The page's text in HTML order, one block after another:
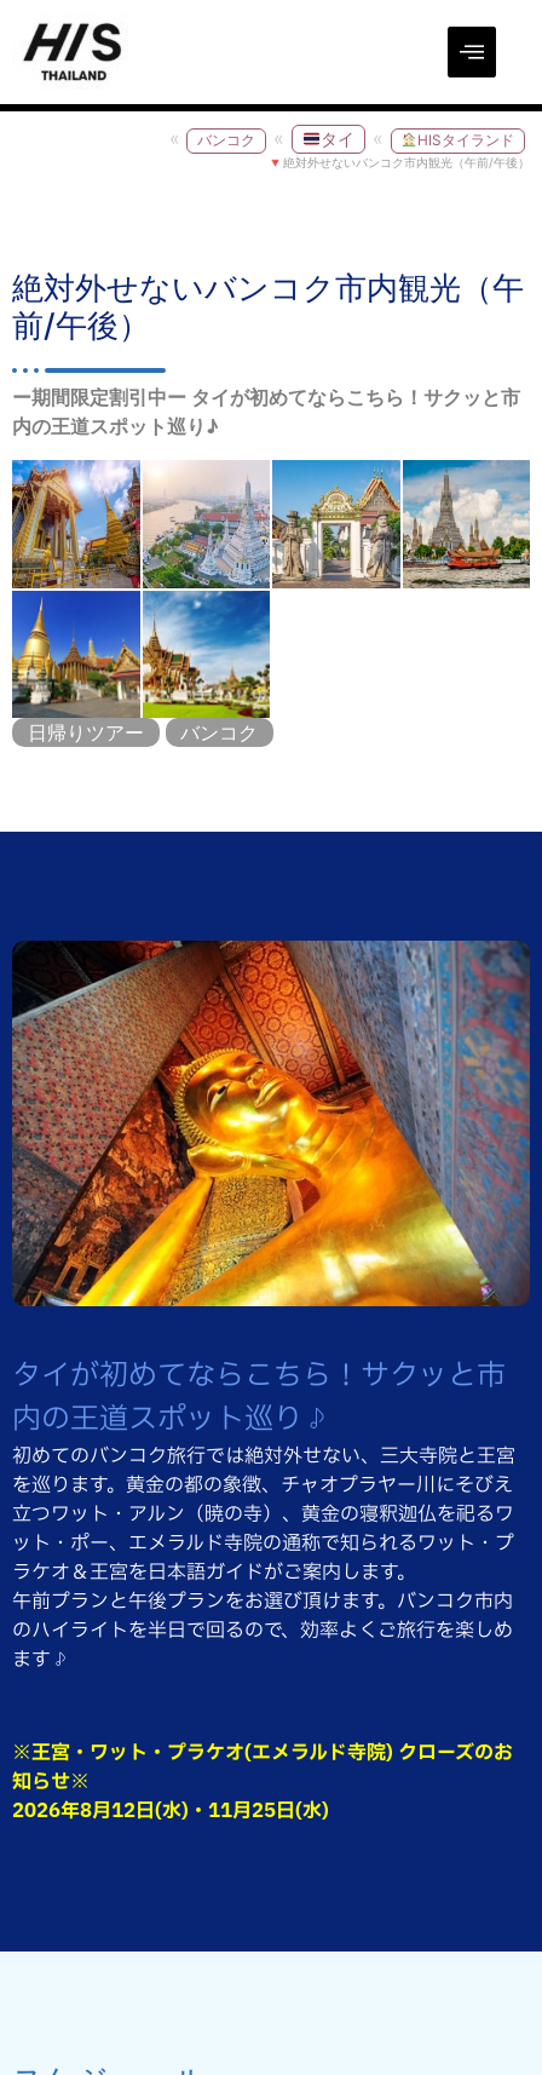
HISタイランド
タイ
バンコク
絶対外せないバンコク市内観光（午前/午後）
絶対外せないバンコク市内観光（午
前/午後）
ー期間限定割引中ー タイが初めてならこちら！サクッと市
内の王道スポット巡り♪
日帰りツアー バンコク
タイが初めてならこちら！サクッと市
内の王道スポット巡り♪
初めてのバンコク旅行では絶対外せない、三大寺院と王宮
を巡ります。黄金の都の象徴、チャオプラヤー川にそびえ
立つワット・アルン（暁の寺）、黄金の寝釈迦仏を祀るワ
ット・ポー、エメラルド寺院の通称で知られるワット・プ
ラケオ＆王宮を日本語ガイドがご案内します。
午前プランと午後プランをお選び頂けます。バンコク市内
のハイライトを半日で回るので、効率よくご旅行を楽しめ
ます♪
※王宮・ワット・プラケオ(エメラルド寺院) クローズのお
知らせ※
2026年8月12日(水)・11月25日(水)